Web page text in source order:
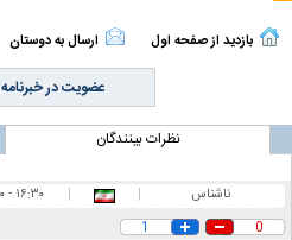
بازدید از صفحه اول ارسال به دوستان
عضویت در خبرنامه
نظرات بینندگان
ناشناس |
|
۱۶:۳۰ - ۱۴۰۵/۰۳/۱۰
0
1